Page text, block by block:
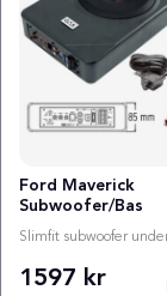
Ford Maverick
Subwoofer/Bas
Slimfit subwoofer
1597 kr